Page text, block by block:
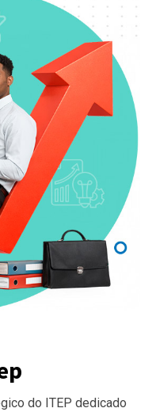
do ITEP dedicado